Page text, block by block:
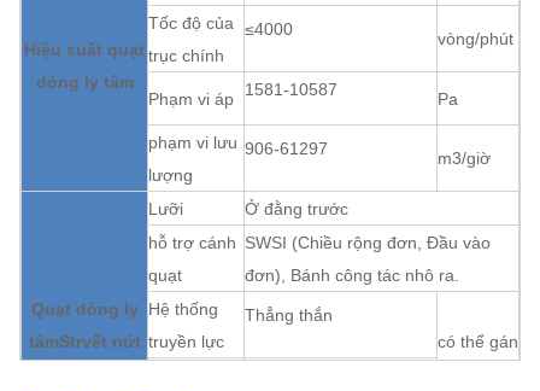
Hiệu suất quạt
dòng ly tâm
Tốc độ của
trục chính
≤4000 vòng/phút
Phạm vi áp 1581-10587 Pa
phạm vi lưu
lượng
906-61297 m3/giờ
Quạt dòng ly
tâmStrvết nứt
Lưỡi
Ở đằng trước
hỗ trợ cánh
quạt
SWSI (Chiều rộng đơn, Đầu vào
đơn), Bánh công tác nhô ra.
Hệ thống
truyền lực
Thẳng thắn
có thể gán